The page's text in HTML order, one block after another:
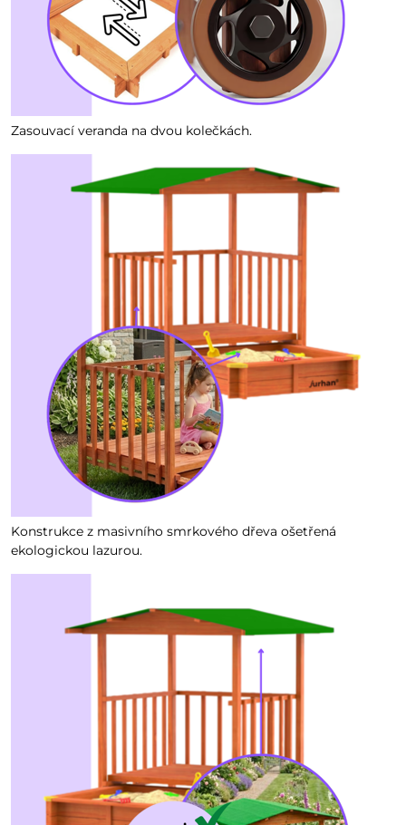
Zasouvací veranda na dvou kolečkách.
Konstrukce z masivního smrkového dřeva ošetřená
ekologickou lazurou.